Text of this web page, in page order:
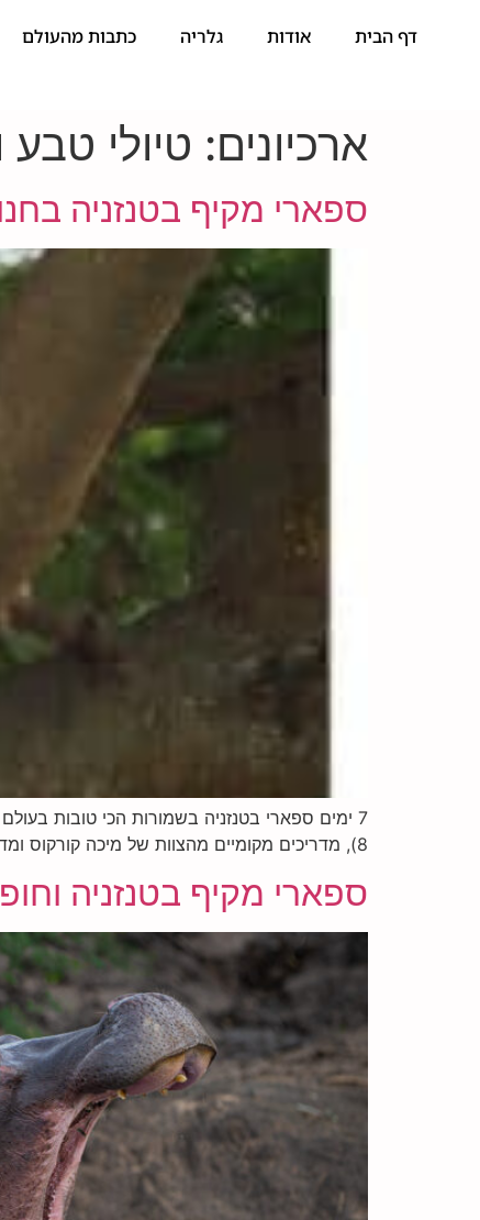
דף הבית אודות גלריה כתבות מהעולם
ארכיונים: טיולי טבע
ספארי מקיף בטנזניה
8), מדריכים מקומיים מהצוות של מיכה קורקוס ומדריך ישראלי מומחה ליעל – ספארי שהוא חוויה של פעם בחיים חנוכה באפריקה – דמיינו את זה – אתם מגיעים […]
ספארי מקיף בטנזניה